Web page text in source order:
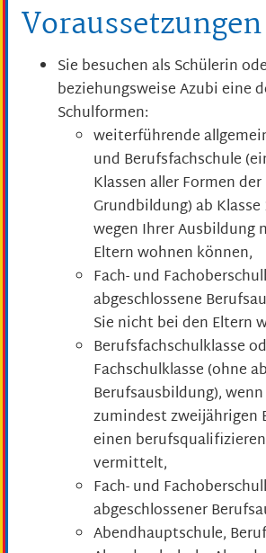
Voraussetzungen
Sie besuchen als Schülerin
beziehungsweise Azubi eine
Schulformen:
weiterführende
und Berufsfachschule
Klassen aller Formen
Grundbildung) ab Klasse
wegen Ihrer Ausbildung
Eltern wohnen können,
Fach- und
abgeschlossene
Sie nicht bei den Eltern
Berufsfachschulklasse
Fachschulklasse (ohne
Berufsausbildung),
zumindest zweijährigen
einen
vermittelt,
Fach- und
abgeschlossener
Abendhauptschule,